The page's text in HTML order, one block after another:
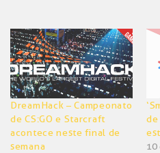
em
nova
janela)
em
nova
janela)
DreamHack – Campeonato
de CS:GO e Starcraft
acontece neste final de
semana
de
10